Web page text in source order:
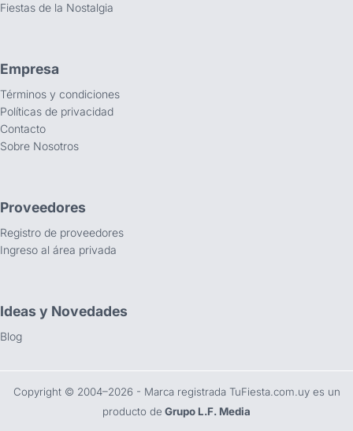
Fiestas de la Nostalgia
Empresa
Términos y condiciones
Políticas de privacidad
Contacto
Sobre Nosotros
Proveedores
Registro de proveedores
Ingreso al área privada
Ideas y Novedades
Blog
Copyright ©️ 2004–2026 - Marca registrada TuFiesta.com.uy es un
producto de Grupo L.F. Media